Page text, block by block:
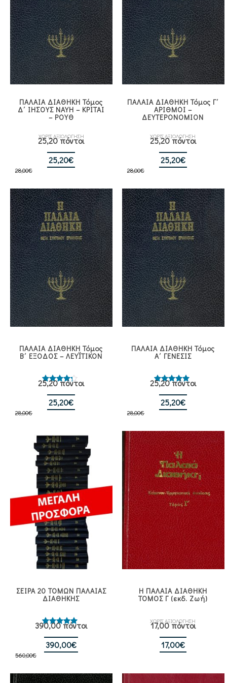
ΠΑΛΑΙΑ ΔΙΑΘΗΚΗ Τόμος
Δ΄ ΙΗΣΟΥΣ ΝΑΥΗ – ΚΡΙΤΑΙ
– ΡΟΥΘ
ΧΩΡΙΣ ΑΞΙΟΛΟΓΗΣΗ
25,20 πόντοι
28,00€
Original
28,00€.
25,20€
είναι:
25,20€.
ΠΑΛΑΙΑ ΔΙΑΘΗΚΗ Τόμος Γ΄
ΑΡΙΘΜΟΙ –
ΔΕΥΤΕΡΟΝΟΜΙΟΝ
ΧΩΡΙΣ ΑΞΙΟΛΟΓΗΣΗ
25,20 πόντοι
28,00€
Original
28,00€.
25,20€
είναι:
25,20€.
ΠΑΛΑΙΑ ΔΙΑΘΗΚΗ Τόμος
Β΄ ΕΞΟΔΟΣ – ΛΕΥΪΤΙΚΟΝ
Βαθμολογήθηκε
με4.00
από 5
25,20 πόντοι
28,00€
Original
28,00€.
25,20€
είναι:
25,20€.
ΠΑΛΑΙΑ ΔΙΑΘΗΚΗ Τόμος
Α΄ ΓΕΝΕΣΙΣ
Βαθμολογήθηκε
με5.00
από 5
25,20 πόντοι
28,00€
Original
28,00€.
25,20€
είναι:
25,20€.
ΣΕΙΡΑ 20 ΤΟΜΩΝ ΠΑΛΑΙΑΣ
ΔΙΑΘΗΚΗΣ
Βαθμολογήθηκε
με5.00
από 5
390,00 πόντοι
560,00€
Original
560,00€.
390,00€
είναι:
Η ΠΑΛΑΙΑ ΔΙΑΘΗΚΗ
ΤΟΜΟΣ Γ (εκδ. Ζωή)
ΧΩΡΙΣ ΑΞΙΟΛΟΓΗΣΗ
17,00 πόντοι
17,00€